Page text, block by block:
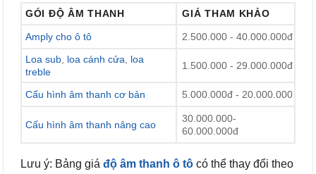
GÓI ĐỘ ÂM THANH GIÁ THAM KHẢO
Amply cho ô tô
2.500.000 - 40.000.000đ
Loa sub loa cánh cửa
loa
treble
1.500.000 - 29.000.000đ
Cấu hình âm thanh cơ bản 5.000.000đ - 20.000.000
Cấu hình âm thanh nâng cao
30.000.000-
60.000.000đ
Lưu ý: Bảng giá độ âm thanh ô tô có thể thay đổi theo